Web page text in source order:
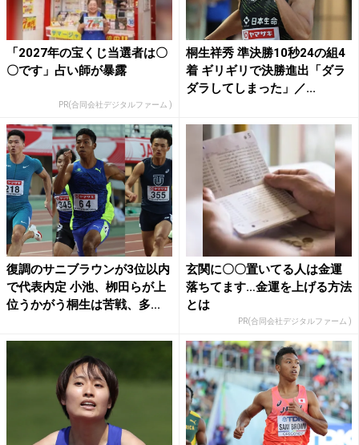
「2027年の宝くじ当選者は〇
〇です」占い師が暴露
PR(合同会社デジタルファーム )
桐生祥秀 準決勝10秒24の組4
着 ギリギリで決勝進出「ダラ
ダラしてしまった」／...
復調のサニブラウンが3位以内
で代表内定 小池、栁田らが上
位うかがう桐生は苦戦、多...
玄関に〇〇置いてる人は金運
落ちてます…金運を上げる方法
とは
PR(合同会社デジタルファーム )